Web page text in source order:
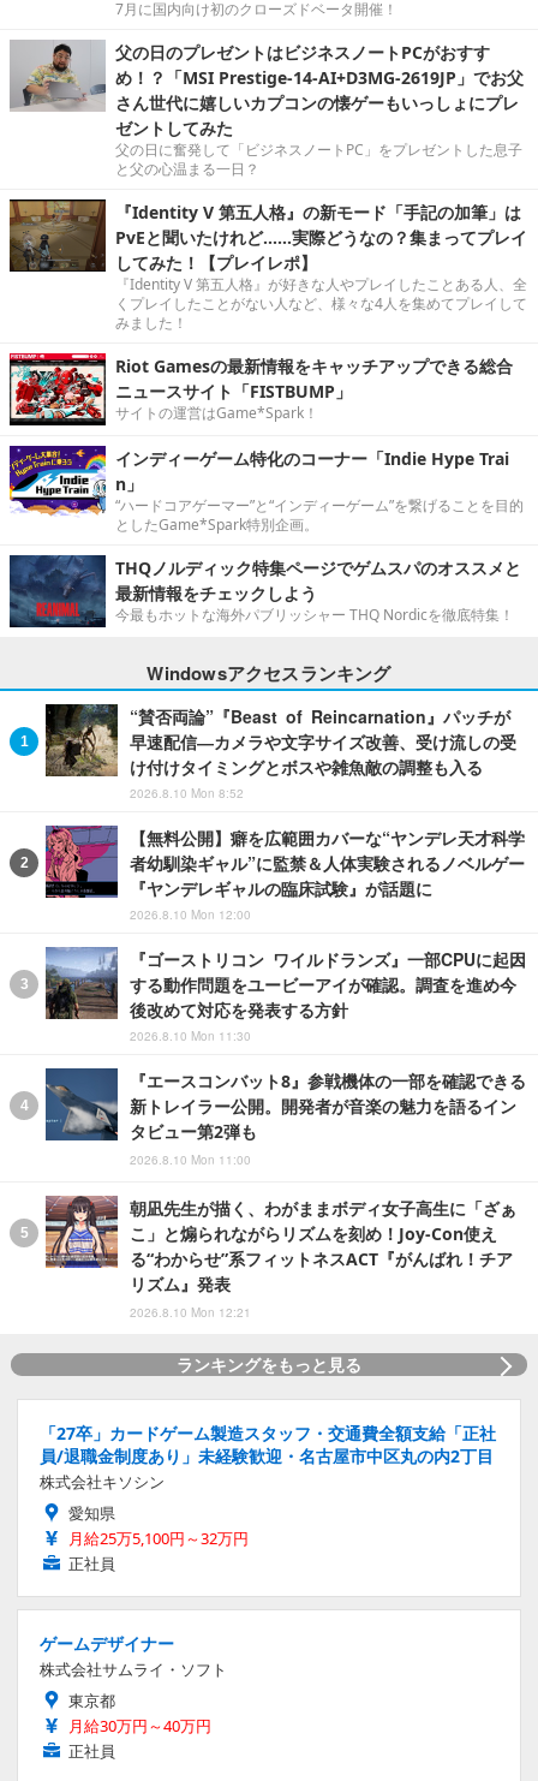
7月に国内向け初のクローズドベータ開催！
父の日のプレゼントはビジネスノートPCがおすす
め！？「MSI Prestige-14-AI+D3MG-2619JP」でお父
さん世代に嬉しいカプコンの懐ゲーもいっしょにプレ
ゼントしてみた
父の日に奮発して「ビジネスノートPC」をプレゼントした息子
と父の心温まる一日？
『Identity V 第五人格』の新モード「手記の加筆」は
PvEと聞いたけれど……実際どうなの？集まってプレイ
してみた！【プレイレポ】
『Identity V 第五人格』が好きな人やプレイしたことある人、全
くプレイしたことがない人など、様々な4人を集めてプレイして
みました！
Riot Gamesの最新情報をキャッチアップできる総合
ニュースサイト「FISTBUMP」
サイトの運営はGame*Spark！
インディーゲーム特化のコーナー「Indie Hype Trai
n」
“ハードコアゲーマー”と“インディーゲーム”を繋げることを目的
としたGame*Spark特別企画。
THQノルディック特集ページでゲムスパのオススメと
最新情報をチェックしよう
今最もホットな海外パブリッシャー THQ Nordicを徹底特集！
Windowsアクセスランキング
“賛否両論”『Beast of Reincarnation』パッチが
早速配信―カメラや文字サイズ改善、受け流しの受
け付けタイミングとボスや雑魚敵の調整も入る
2026.8.10 Mon 8:52
【無料公開】癖を広範囲カバーな“ヤンデレ天才科学
者幼馴染ギャル”に監禁＆人体実験されるノベルゲー
『ヤンデレギャルの臨床試験』が話題に
2026.8.10 Mon 12:00
『ゴーストリコン ワイルドランズ』一部CPUに起因
する動作問題をユービーアイが確認。調査を進め今
後改めて対応を発表する方針
2026.8.10 Mon 11:30
『エースコンバット8』参戦機体の一部を確認できる
新トレイラー公開。開発者が音楽の魅力を語るイン
タビュー第2弾も
2026.8.10 Mon 11:00
朝凪先生が描く、わがままボディ女子高生に「ざぁ
こ」と煽られながらリズムを刻め！Joy-Con使え
る“わからせ”系フィットネスACT『がんばれ！チア
リズム』発表
2026.8.10 Mon 12:21
ランキングをもっと見る
「27卒」カードゲーム製造スタッフ・交通費全額支給「正社
員/退職金制度あり」未経験歓迎・名古屋市中区丸の内2丁目
株式会社キソシン
愛知県
月給25万5,100円～32万円
正社員
ゲームデザイナー
株式会社サムライ・ソフト
東京都
月給30万円～40万円
正社員